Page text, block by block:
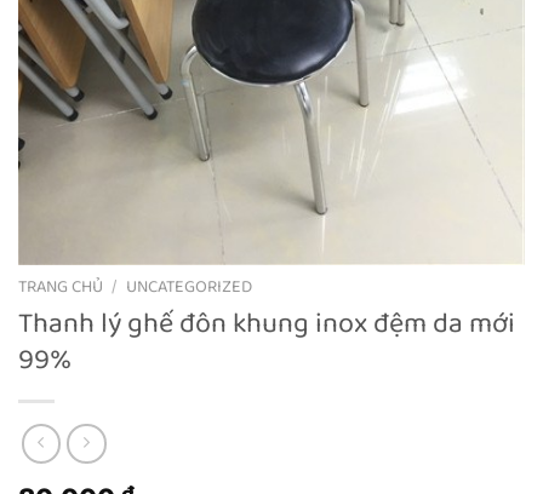
TRANG CHỦ / UNCATEGORIZED
Thanh lý ghế đôn khung inox đệm da mới
99%